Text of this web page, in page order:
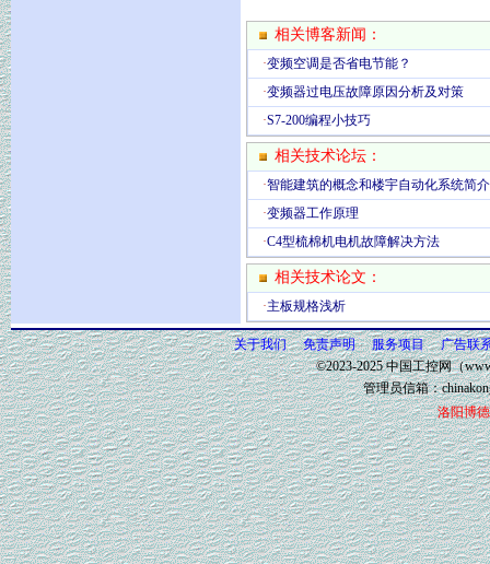
相关博客新闻：
·变频空调是否省电节能？
·变频器过电压故障原因分析及对策
·S7-200编程小技巧
相关技术论坛：
·智能建筑的概念和楼宇自动化系统简介
·变频器工作原理
·C4型梳棉机电机故障解决方法
相关技术论文：
·主板规格浅析
关于我们 免责声明 服务项目
广告联
©2023-2025 中国工控网（
管理员信箱：
洛阳博